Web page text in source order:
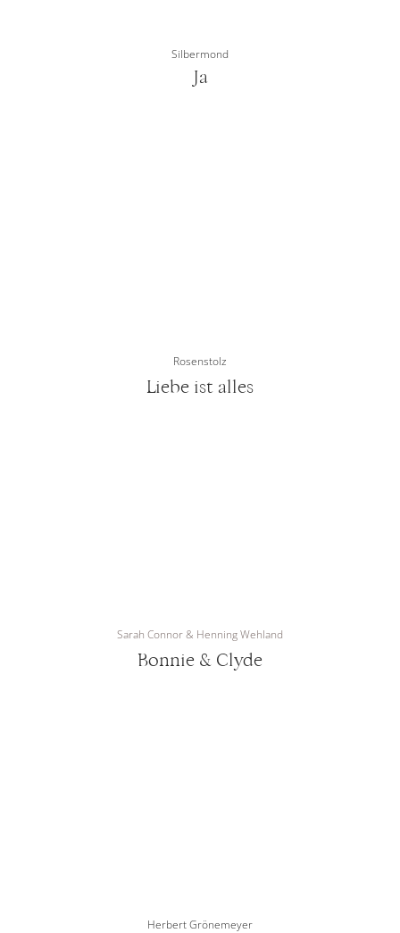
Silbermond
Ja
Rosenstolz
Liebe ist alles
Sarah Connor & Henning Wehland
Bonnie & Clyde
Herbert Grönemeyer